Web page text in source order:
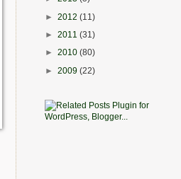
► 2012 (11)
► 2011 (31)
► 2010 (80)
► 2009 (22)